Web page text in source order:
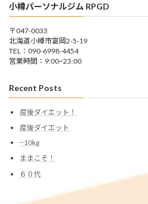
小樽パーソナルジム RPGD
〒047-0033
北海道小樽市富岡2-5-19
TEL：090-6998-4454
営業時間：9:00~23:00
Recent Posts
産後ダイエット！
産後ダイエット
−10kg
ままこそ！
６０代